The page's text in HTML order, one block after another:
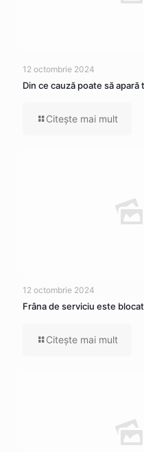
12 octombrie 2024
Din ce cauză poate să
Citeşte mai mult
12 octombrie 2024
Frâna de serviciu este
Citeşte mai mult